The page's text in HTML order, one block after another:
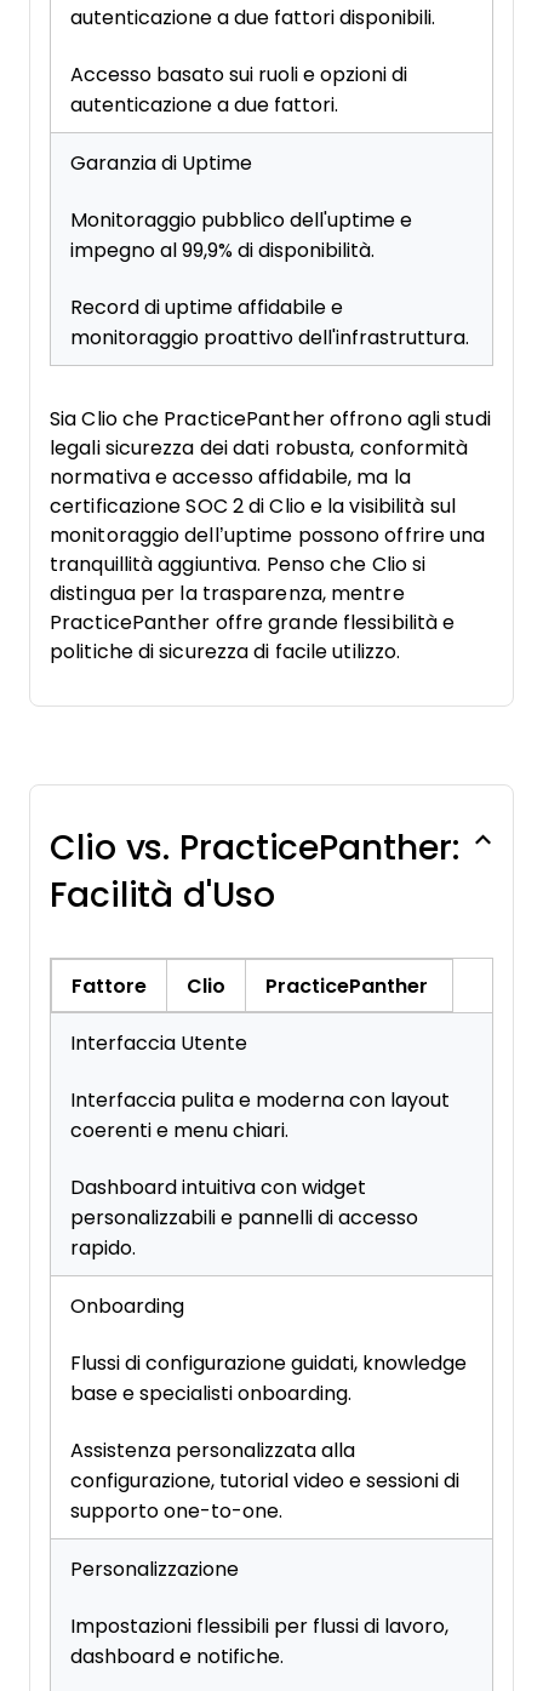
autenticazione a due fattori disponibili.
Accesso basato sui ruoli e opzioni di
autenticazione a due fattori.
Garanzia di Uptime
Monitoraggio pubblico dell'uptime e
impegno al 99,9% di disponibilità.
Record di uptime affidabile e
monitoraggio proattivo dell'infrastruttura.
Sia Clio che PracticePanther offrono agli studi
legali sicurezza dei dati robusta, conformità
normativa e accesso affidabile, ma la
certificazione SOC 2 di Clio e la visibilità sul
monitoraggio dell’uptime possono offrire una
tranquillità aggiuntiva. Penso che Clio si
distingua per la trasparenza, mentre
PracticePanther offre grande flessibilità e
politiche di sicurezza di facile utilizzo.
Clio vs. PracticePanther:
Facilità d'Uso
Fattore Clio PracticePanther
Interfaccia Utente
Interfaccia pulita e moderna con layout
coerenti e menu chiari.
Dashboard intuitiva con widget
personalizzabili e pannelli di accesso
rapido.
Onboarding
Flussi di configurazione guidati, knowledge
base e specialisti onboarding.
Assistenza personalizzata alla
configurazione, tutorial video e sessioni di
supporto one-to-one.
Personalizzazione
Impostazioni flessibili per flussi di lavoro,
dashboard e notifiche.